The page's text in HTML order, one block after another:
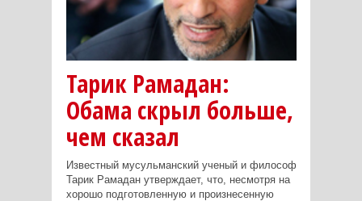
Тарик Рамадан:
Обама скрыл больше,
чем сказал
Известный мусульманский ученый и философ
Тарик Рамадан утверждает, что, несмотря на
хорошо подготовленную и произнесенную